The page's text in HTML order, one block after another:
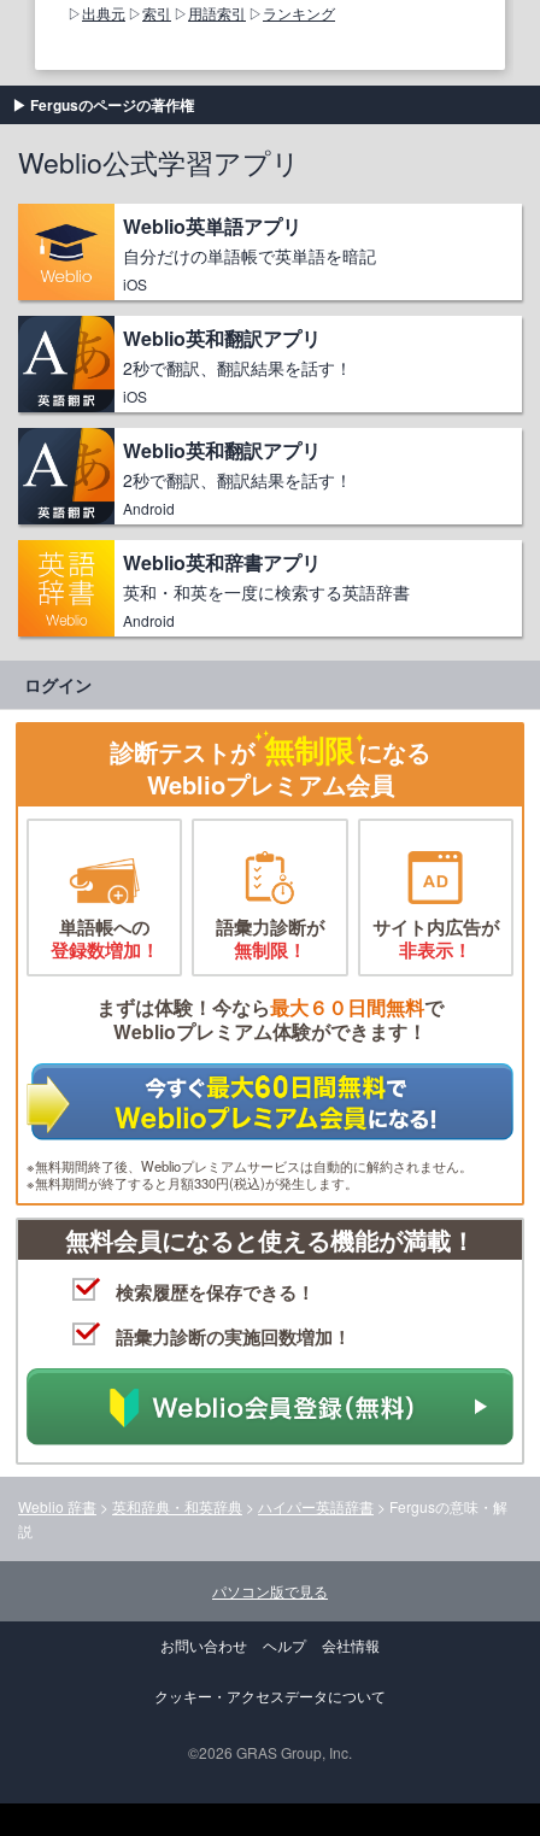
出典元 索引 用語索引 ランキング
Fergusのページの著作権
Weblio公式学習アプリ
Weblio英単語アプリ
自分だけの単語帳で英単語を暗記
iOS
Weblio英和翻訳アプリ
2秒で翻訳、翻訳結果を話す！
iOS
Weblio英和翻訳アプリ
2秒で翻訳、翻訳結果を話す！
Android
Weblio英和辞書アプリ
英和・和英を一度に検索する英語辞書
Android
ログイン
診断テストが 無制限になる
Weblioプレミアム会員
単語帳への
登録数増加！
語彙力診断が
無制限！
サイト内広告が
非表示！
まずは体験！今なら最大６０日間無料で
Weblioプレミアム体験ができます！
※無料期間終了後、Weblioプレミアムサービスは自動的に解約されません。
※無料期間が終了すると月額330円(税込)が発生します。
無料会員になると使える機能が満載！
検索履歴を保存できる！
語彙力診断の実施回数増加！
Weblio 辞書 > 英和辞典・和英辞典 > ハイパー英語辞書 > Fergusの意味・解
説
パソコン版で見る
お問い合わせ ヘルプ 会社情報
クッキー・アクセスデータについて
©2026 GRAS Group, Inc.